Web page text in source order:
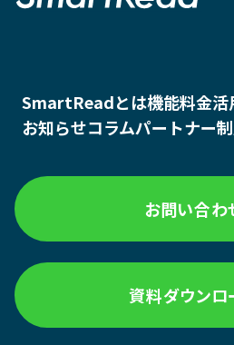
SmartReadとは機能料金活
お知らせコラムパートナー
お問い合わ
資料ダウンロ